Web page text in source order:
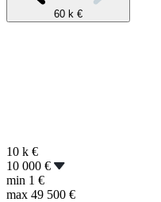
60 k €
10 k €
10 000 €
min 1 €
max 49 500 €